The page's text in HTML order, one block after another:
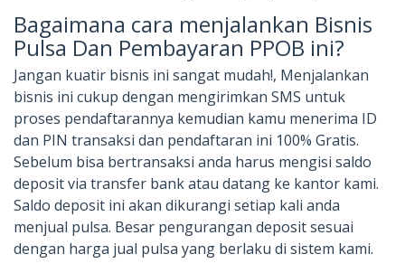
Bagaimana cara menjalankan Bisnis
Pulsa Dan Pembayaran PPOB ini?
Jangan kuatir bisnis ini sangat mudah!, Menjalankan
bisnis ini cukup dengan mengirimkan SMS untuk
proses pendaftarannya kemudian kamu menerima ID
dan PIN transaksi dan pendaftaran ini 100% Gratis.
Sebelum bisa bertransaksi anda harus mengisi saldo
deposit via transfer bank atau datang ke kantor kami.
Saldo deposit ini akan dikurangi setiap kali anda
menjual pulsa. Besar pengurangan deposit sesuai
dengan harga jual pulsa yang berlaku di sistem kami.